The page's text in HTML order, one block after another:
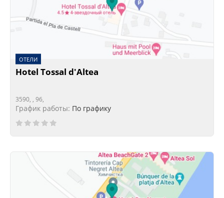
ОТЕЛИ
Hotel Tossal d'Altea
3590, , 96,
График работы: По графику